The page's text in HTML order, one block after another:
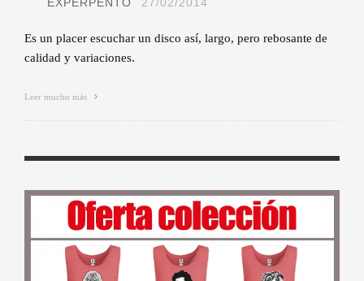
EXPERPENTO 27/02/2014
Es un placer escuchar un disco así, largo, pero rebosante de
calidad y variaciones.
Leer mucho más